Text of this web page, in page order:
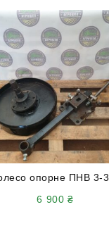
опорне ПНВ 3-
6 900₴